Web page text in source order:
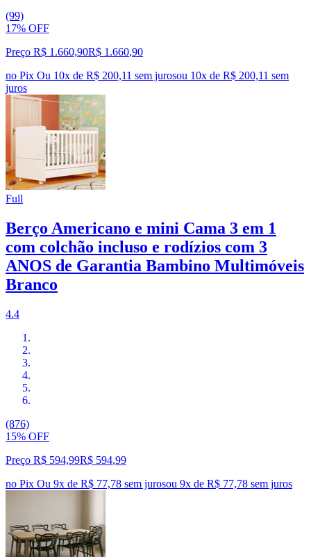
(99)
17% OFF
Preço R$ 1.660,90R$ 1.660,90
no Pix Ou 10x de R$ 200,11 sem jurosou 10x de R$ 200,11 sem
juros
Full
Berço Americano e mini Cama 3 em 1
com colchão incluso e rodízios com 3
ANOS de Garantia Bambino Multimóveis
Branco
4.4
(876)
15% OFF
Preço R$ 594,99R$ 594,99
no Pix Ou 9x de R$ 77,78 sem jurosou 9x de R$ 77,78 sem juros